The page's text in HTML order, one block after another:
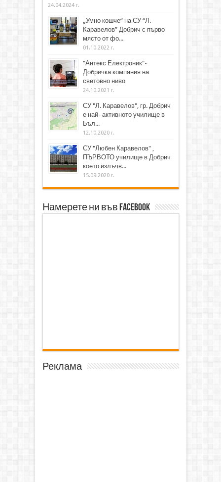
24.04.2024 г.
„Умно кошче“ на СУ “Л.
Каравелов” Добрич с първо
място от фо...
01.10.2022 г.
"Антекс Електроник"-
Добричка компания на
световно ниво
24.10.2021 г.
СУ "Л. Каравелов", гр. Добрич
е най- активното училище в
Бъл...
12.10.2020 г.
СУ "Любен Каравелов" ,
ПЪРВОТО училище в Добрич
което излъчв...
15.09.2020 г.
Намерете ни във Facebook
Реклама